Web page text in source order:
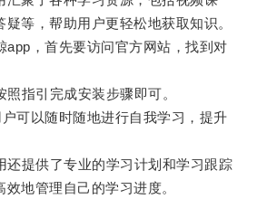
等，帮助用户更轻松地获取知识。
，首先要访问官方网站，找到对
指引完成安装步骤即可。
以随时随地进行自我学习，提升
提供了专业的学习计划和学习跟踪
地管理自己的学习进度。